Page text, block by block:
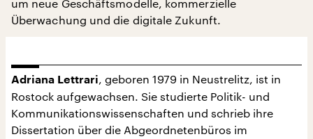
um neue Geschäftsmodelle, kommerzielle
Überwachung und die digitale Zukunft.
Adriana Lettrari, geboren 1979 in Neustrelitz, ist in
Rostock aufgewachsen. Sie studierte Politik- und
Kommunikationswissenschaften und schrieb ihre
Dissertation über die Abgeordnetenbüros im